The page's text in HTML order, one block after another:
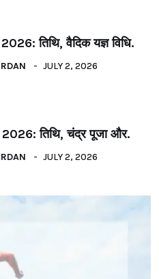
2026: तिथि, वैदिक यज्ञ विधि.
JULY 2, 2026
2026: तिथि, चंद्र पूजा और.
JULY 2, 2026